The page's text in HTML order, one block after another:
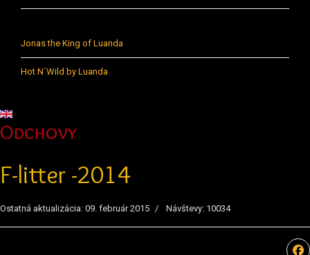
Jonas the King of Luanda
Hot N´Wild by Luanda
Vyberte váš jazyk
Odchovy
F-litter -2014
Ostatná aktualizácia: 09. február 2015 Návštevy: 10034